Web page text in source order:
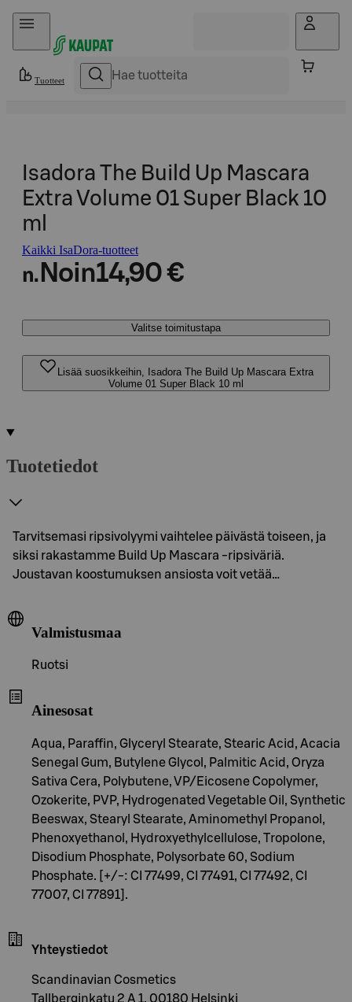
Hyppää sisältöön
Tuotteet
Isadora The Build Up Mascara
Extra Volume 01 Super Black 10
ml
Kaikki IsaDora-tuotteet
n. Noin14,90 €
Valitse toimitustapa
Lisää suosikkeihin, Isadora The Build Up Mascara Extra
Volume 01 Super Black 10 ml
Tuotetiedot
Tarvitsemasi ripsivolyymi vaihtelee päivästä toiseen, ja
siksi rakastamme Build Up Mascara -ripsiväriä.
Joustavan koostumuksen ansiosta voit vetää…
Valmistusmaa
Ruotsi
Ainesosat
Aqua, Paraffin, Glyceryl Stearate, Stearic Acid, Acacia
Senegal Gum, Butylene Glycol, Palmitic Acid, Oryza
Sativa Cera, Polybutene, VP/Eicosene Copolymer,
Ozokerite, PVP, Hydrogenated Vegetable Oil, Synthetic
Beeswax, Stearyl Stearate, Aminomethyl Propanol,
Phenoxyethanol, Hydroxyethylcellulose, Tropolone,
Disodium Phosphate, Polysorbate 60, Sodium
Phosphate. [+/-: CI 77499, CI 77491, CI 77492, CI
77007, CI 77891].
Yhteystiedot
Scandinavian Cosmetics
Tallberginkatu 2 A 1, 00180 Helsinki